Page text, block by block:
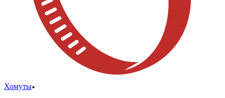
Хомуты